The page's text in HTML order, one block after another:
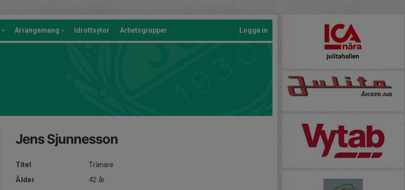
Arrangemang Idrottsytor Arbetsgrupper Logga in
Jens Sjunnesson
Titel
Tränare
Ålder
42 år